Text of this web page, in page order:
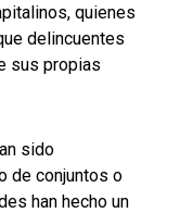
quienes
delincuentes
sus propias
sido
de conjuntos o
han hecho un